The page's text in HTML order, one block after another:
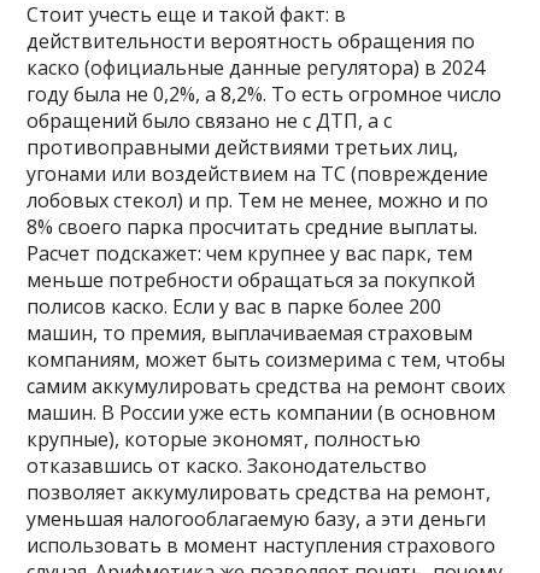
Стоит учесть еще и такой факт: в
действительности вероятность обращения по
каско (официальные данные регулятора) в 2024
году была не 0,2%, а 8,2%. То есть огромное число
обращений было связано не с ДТП, а с
противоправными действиями третьих лиц,
угонами или воздействием на ТС (повреждение
лобовых стекол) и пр. Тем не менее, можно и по
8% своего парка просчитать средние выплаты.
Расчет подскажет: чем крупнее у вас парк, тем
меньше потребности обращаться за покупкой
полисов каско. Если у вас в парке более 200
машин, то премия, выплачиваемая страховым
компаниям, может быть соизмерима с тем, чтобы
самим аккумулировать средства на ремонт своих
машин. В России уже есть компании (в основном
крупные), которые экономят, полностью
отказавшись от каско. Законодательство
позволяет аккумулировать средства на ремонт,
уменьшая налогооблагаемую базу, а эти деньги
использовать в момент наступления страхового